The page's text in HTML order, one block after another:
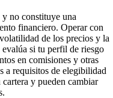
no constituye una
financiero. Operar con
de los precios y la
si tu perfil de riesgo
en comisiones y otras
a requisitos de elegibilidad
y pueden cambiar